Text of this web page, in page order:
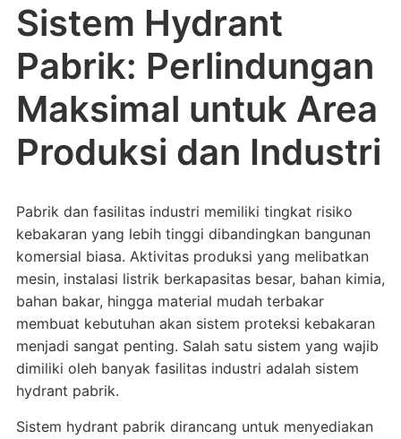
Sistem Hydrant
Pabrik: Perlindungan
Maksimal untuk Area
Produksi dan Industri
Pabrik dan fasilitas industri memiliki tingkat risiko
kebakaran yang lebih tinggi dibandingkan bangunan
komersial biasa. Aktivitas produksi yang melibatkan
mesin, instalasi listrik berkapasitas besar, bahan kimia,
bahan bakar, hingga material mudah terbakar
membuat kebutuhan akan sistem proteksi kebakaran
menjadi sangat penting. Salah satu sistem yang wajib
dimiliki oleh banyak fasilitas industri adalah sistem
hydrant pabrik.
Sistem hydrant pabrik dirancang untuk menyediakan